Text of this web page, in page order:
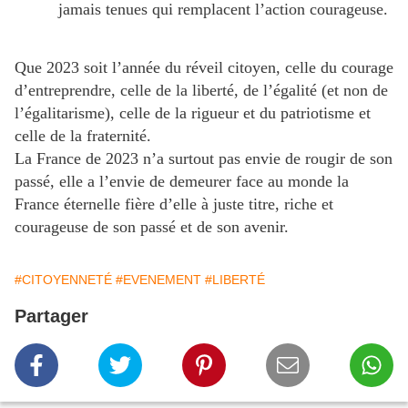
jamais tenues qui remplacent l’action courageuse.
Que 2023 soit l’année du réveil citoyen, celle du courage
d’entreprendre, celle de la liberté, de l’égalité (et non de
l’égalitarisme), celle de la rigueur et du patriotisme et
celle de la fraternité.
La France de 2023 n’a surtout pas envie de rougir de son
passé, elle a l’envie de demeurer face au monde la
France éternelle fière d’elle à juste titre, riche et
courageuse de son passé et de son avenir.
#CITOYENNETÉ #EVENEMENT #LIBERTÉ
Partager